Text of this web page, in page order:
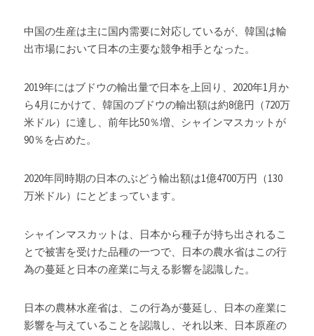
中国の生産は主に国内需要に対応しているが、韓国は輸
出市場において日本の主要な競争相手となった。
2019年にはブドウの輸出量で日本を上回り、2020年1月か
ら4月にかけて、韓国のブドウの輸出額は約8億円（720万
米ドル）に達し、前年比50％増、シャインマスカットが
90％を占めた。
2020年同時期の日本のぶどう輸出額は1億4700万円（130
万米ドル）にとどまっています。
シャインマスカットは、日本から種子が持ち出されるこ
とで被害を受けた品種の一つで、日本の農水省はこの行
為の蔓延と日本の産業に与える影響を認識した。
日本の農林水産省は、この行為が蔓延し、日本の産業に
影響を与えていることを認識し、それ以来、日本原産の